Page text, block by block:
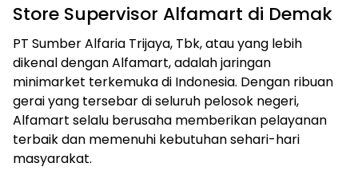
Store Supervisor Alfamart di Demak
PT Sumber Alfaria Trijaya, Tbk, atau yang lebih
dikenal dengan Alfamart, adalah jaringan
minimarket terkemuka di Indonesia. Dengan ribuan
gerai yang tersebar di seluruh pelosok negeri,
Alfamart selalu berusaha memberikan pelayanan
terbaik dan memenuhi kebutuhan sehari-hari
masyarakat.